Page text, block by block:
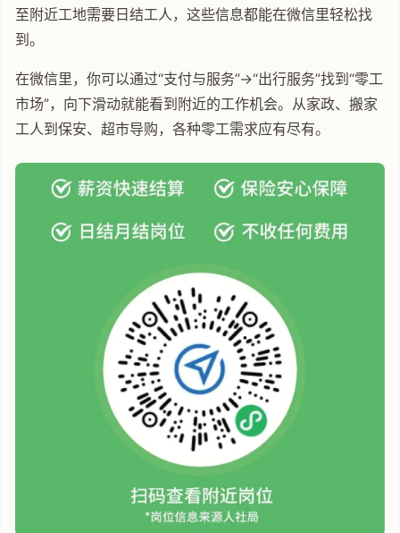
至附近工地需要日结工人，这些信息都能在微信里轻松找
到。
在微信里，你可以通过“支付与服务”->“出行服务”找到“零工
市场”，向下滑动就能看到附近的工作机会。从家政、搬家
工人到保安、超市导购，各种零工需求应有尽有。